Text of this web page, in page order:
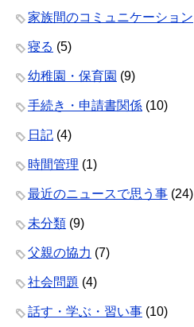
家族間のコミュニケーション
寝る (5)
幼稚園・保育園 (9)
手続き・申請書関係 (10)
日記 (4)
時間管理 (1)
最近のニュースで思う事 (24)
未分類 (9)
父親の協力 (7)
社会問題 (4)
話す・学ぶ・習い事 (10)